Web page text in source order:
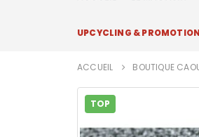
UPCYCLING &
ACCUEIL BOUTIQUE
TOP